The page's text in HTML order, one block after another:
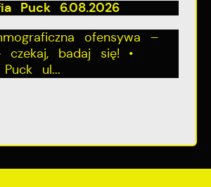
Puck 6.08.2026
ofensywa –
czekaj, badaj się! •
ul...